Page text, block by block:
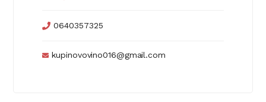
0640357325
kupinovovino016@gmail.com